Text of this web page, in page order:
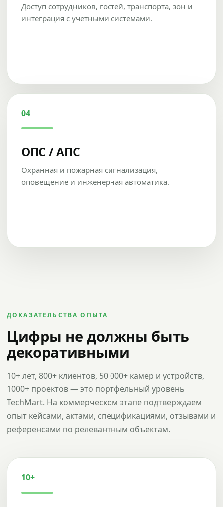
Доступ сотрудников, гостей, транспорта, зон и
интеграция с учетными системами.
04
ОПС / АПС
Охранная и пожарная сигнализация,
оповещение и инженерная автоматика.
ДОКАЗАТЕЛЬСТВА ОПЫТА
Цифры не должны быть
декоративными
10+ лет, 800+ клиентов, 50 000+ камер и устройств,
1000+ проектов — это портфельный уровень
TechMart. На коммерческом этапе подтверждаем
опыт кейсами, актами, спецификациями, отзывами и
референсами по релевантным объектам.
10+